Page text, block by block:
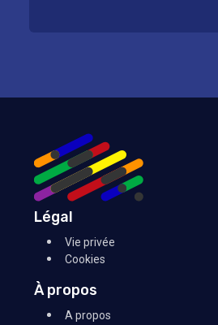
Légal
Vie privée
Cookies
À propos
A propos